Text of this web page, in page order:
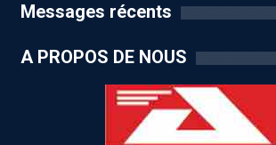
Messages récents
A PROPOS DE NOUS